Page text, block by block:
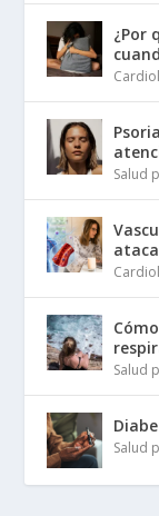
¿Por
Salud
Salud
Salud